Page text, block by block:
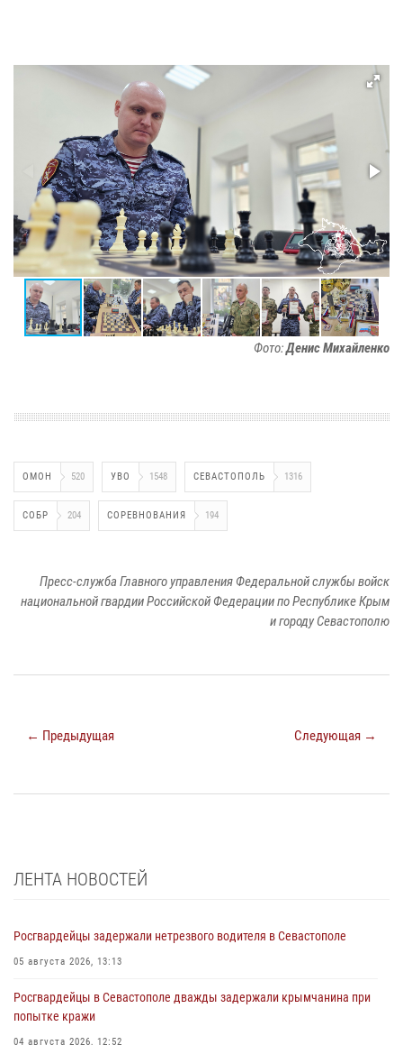
Фото:Денис Михайленко
ОМОН 520 УВО 1548 СЕВАСТОПОЛЬ 1316
СОБР 204 СОРЕВНОВАНИЯ 194
Пресс-служба Главного управления Федеральной службы войск
национальной гвардии Российской Федерации по Республике Крым
и городу Севастополю
← Предыдущая Следующая →
ЛЕНТА НОВОСТЕЙ
Росгвардейцы задержали нетрезвого водителя в Севастополе
05 августа 2026, 13:13
Росгвардейцы в Севастополе дважды задержали крымчанина при
попытке кражи
04 августа 2026, 12:52